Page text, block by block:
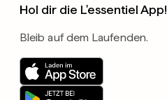
Hol dir die L'essentiel App!
Bleib auf dem Laufenden.